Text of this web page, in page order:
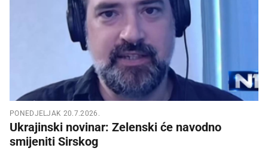
PONEDJELJAK 20.7.2026.
Ukrajinski novinar: Zelenski će navodno
smijeniti Sirskog